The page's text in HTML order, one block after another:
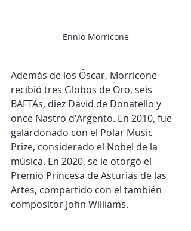
Ennio Morricone
Además de los Óscar, Morricone
recibió tres Globos de Oro, seis
BAFTAs, diez David de Donatello y
once Nastro d'Argento. En 2010, fue
galardonado con el Polar Music
Prize, considerado el Nobel de la
música. En 2020, se le otorgó el
Premio Princesa de Asturias de las
Artes, compartido con el también
compositor John Williams.